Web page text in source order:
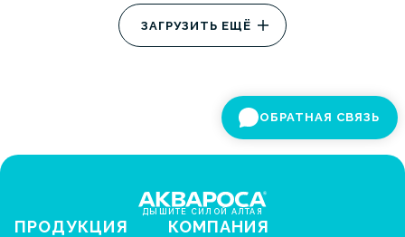
ЗАГРУЗИТЬ ЕЩЁ
ОБРАТНАЯ СВЯЗЬ
ДЫШИТЕ СИЛОЙ АЛТАЯ
ПРОДУКЦИЯ КОМПАНИЯ